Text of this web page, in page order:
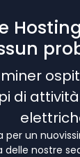
di
per un
delle nostre